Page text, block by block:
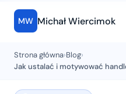
MW Michał Wiercimok
Strona główna›Blog›
Jak ustalać i motywować